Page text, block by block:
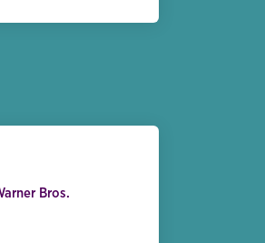
Bros.